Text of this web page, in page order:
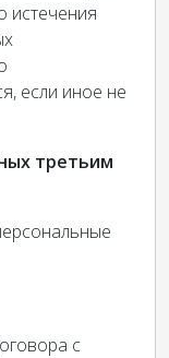
истечения
если иное не
третьим
с